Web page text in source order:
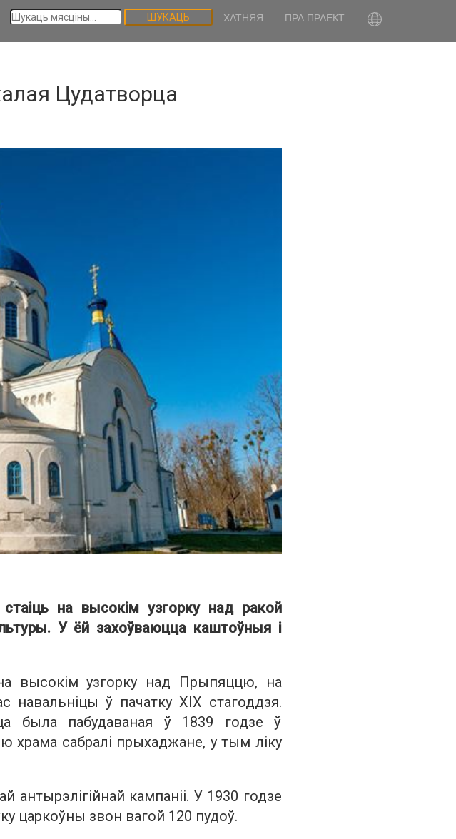
ШУКАЦЬ ХАТНЯЯ ПРА ПРАЕКТ
Цудатворца
на высокім узгорку над ракой
У ёй захоўваюцца каштоўныя і
высокім узгорку над Прыпяццю, на
навальніцы ў пачатку ХІХ стагоддзя.
была пабудаваная ў 1839 годзе ў
храма сабралі прыхаджане, у тым ліку
кампаніі. У 1930 годзе
царкоўны звон вагой 120 пудоў.